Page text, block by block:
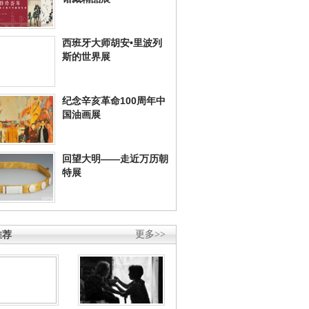
西班牙大师胡安•里波列
斯的世界展
纪念辛亥革命100周年中
国油画展
回望大明——走近万历朝
特展
更多>>
荐